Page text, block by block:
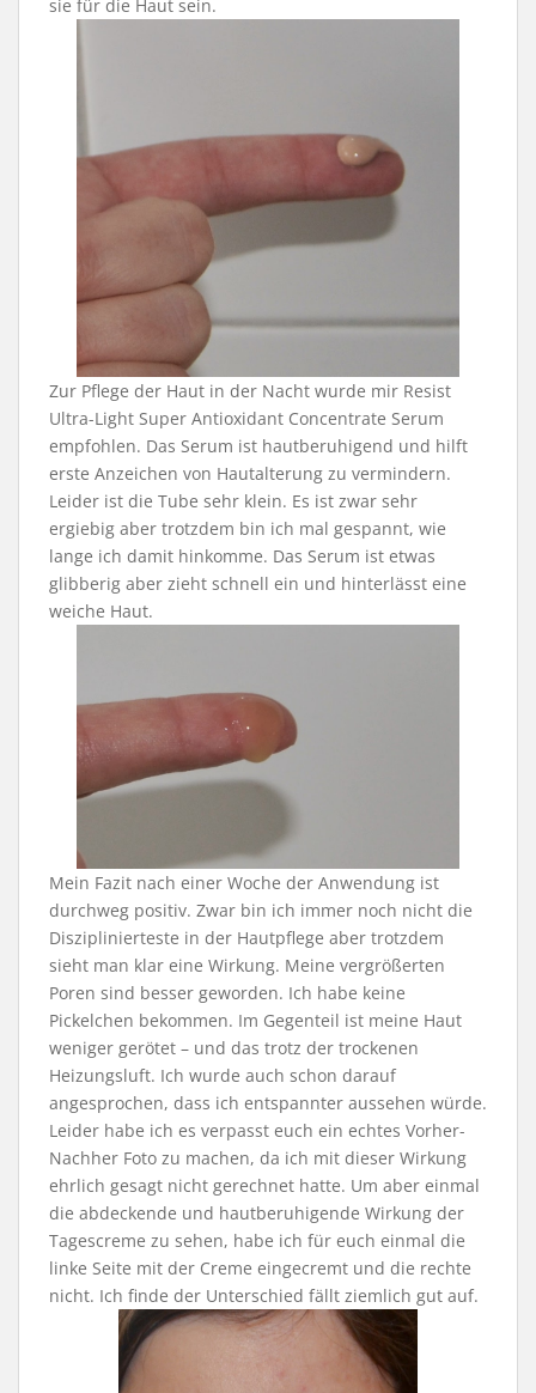
sie für die Haut sein.
Zur Pflege der Haut in der Nacht wurde mir Resist
Ultra-Light Super Antioxidant Concentrate Serum
empfohlen. Das Serum ist hautberuhigend und hilft
erste Anzeichen von Hautalterung zu vermindern.
Leider ist die Tube sehr klein. Es ist zwar sehr
ergiebig aber trotzdem bin ich mal gespannt, wie
lange ich damit hinkomme. Das Serum ist etwas
glibberig aber zieht schnell ein und hinterlässt eine
weiche Haut.
Mein Fazit nach einer Woche der Anwendung ist
durchweg positiv. Zwar bin ich immer noch nicht die
Disziplinierteste in der Hautpflege aber trotzdem
sieht man klar eine Wirkung. Meine vergrößerten
Poren sind besser geworden. Ich habe keine
Pickelchen bekommen. Im Gegenteil ist meine Haut
weniger gerötet – und das trotz der trockenen
Heizungsluft. Ich wurde auch schon darauf
angesprochen, dass ich entspannter aussehen würde.
Leider habe ich es verpasst euch ein echtes Vorher-
Nachher Foto zu machen, da ich mit dieser Wirkung
ehrlich gesagt nicht gerechnet hatte. Um aber einmal
die abdeckende und hautberuhigende Wirkung der
Tagescreme zu sehen, habe ich für euch einmal die
linke Seite mit der Creme eingecremt und die rechte
nicht. Ich finde der Unterschied fällt ziemlich gut auf.